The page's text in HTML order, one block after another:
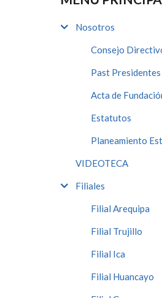
Nosotros
Consejo
Past Presidentes
Acta de
Estatutos
Planeamiento
VIDEOTECA
Filiales
Filial Arequipa
Filial Trujillo
Filial Ica
Filial Huancayo